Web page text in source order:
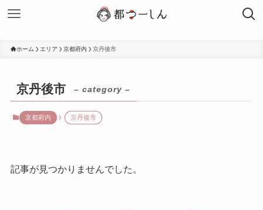
ホーム エリア 京都府内 京丹後市
京丹後市 – category –
京都府内 京丹後市
記事が見つかりませんでした。